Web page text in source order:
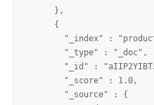
      },
      {
"_index" :
        "_type" : "_doc",
"_id" :
        "_score" : 1.0,
        "_source" : {